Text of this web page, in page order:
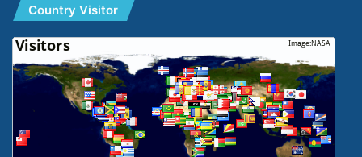
Country Visitor